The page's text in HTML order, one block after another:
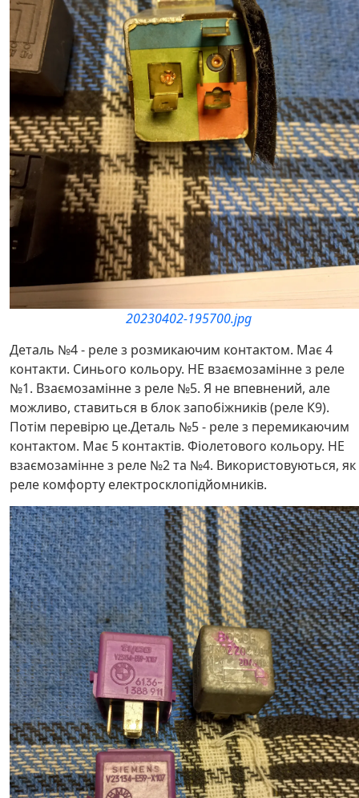
20230402-195700.jpg
Деталь №4 - реле з розмикаючим контактом. Має 4
контакти. Синього кольору. НЕ взаємозамінне з реле
№1. Взаємозамінне з реле №5. Я не впевнений, але
можливо, ставиться в блок запобіжників (реле К9).
Потім перевірю це.Деталь №5 - реле з перемикаючим
контактом. Має 5 контактів. Фіолетового кольору. НЕ
взаємозамінне з реле №2 та №4. Використовуються, як
реле комфорту електросклопідйомників.